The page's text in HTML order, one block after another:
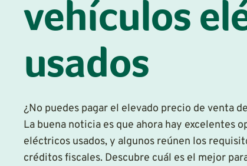
vehículos
usados
¿No puedes pagar el elevado precio de venta
La buena noticia es que ahora hay excelentes
eléctricos usados, y algunos reúnen los
créditos fiscales. Descubre cuál es el mejor